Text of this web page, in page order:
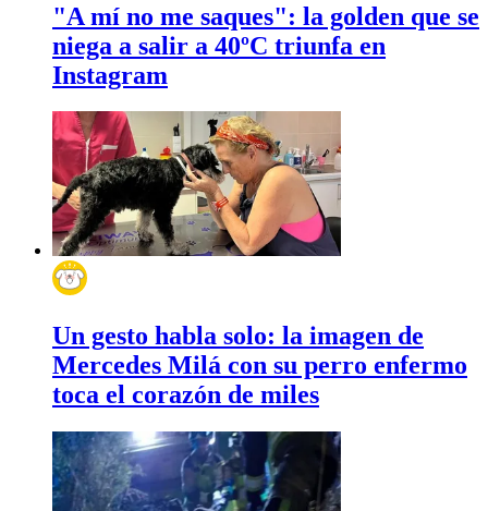
"A mí no me saques": la golden que se
niega a salir a 40ºC triunfa en
Instagram
Un gesto habla solo: la imagen de
Mercedes Milá con su perro enfermo
toca el corazón de miles